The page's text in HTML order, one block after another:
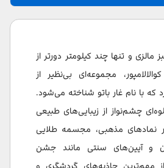
با بچه ها
و تنها چند کیلومتر دورتر از
مجموعه‌ای بی‌نظیر از
که با نام غار باتو شناخته می‌شود.
چشم‌نواز از زیبایی‌های طبیعی
نمادهای مذهبی، مجسمه طلایی
و آیین‌های سنتی مانند جشن